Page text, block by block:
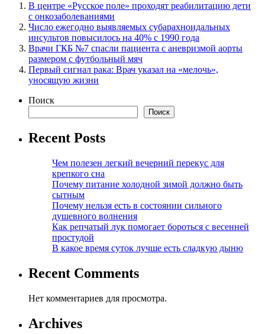
В центре «Русское поле» проходят реабилитацию дети
с онкозаболеваниями
Число ежегодно выявляемых субарахноидальных
инсультов повысилось на 40% с 1990 года
Врачи ГКБ №7 спасли пациента с аневризмой аорты
размером с футбольный мяч
Первый сигнал рака: Врач указал на «мелочь»,
уносящую жизни
Поиск
Поиск
Recent Posts
Чем полезен легкий вечерний перекус для
крепкого сна
Почему питание холодной зимой должно быть
сытным
Почему нельзя есть в состоянии сильного
душевного волнения
Как репчатый лук помогает бороться с весенней
простудой
В какое время суток лучше есть сладкую дыню
Recent Comments
Нет комментариев для просмотра.
Archives